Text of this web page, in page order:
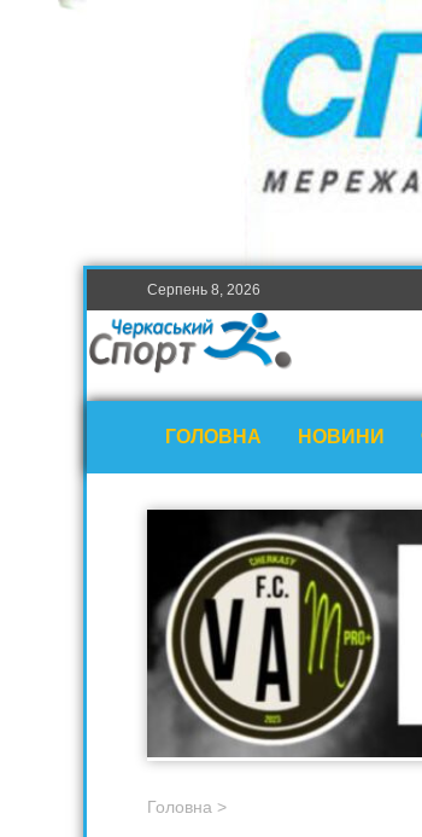
Серпень 8, 2026
ГОЛОВНА НОВИНИ
Головна >